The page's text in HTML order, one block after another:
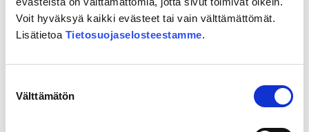
Voit hyväksyä kaikki evästeet tai vain välttämättömät.
Lisätietoa Tietosuojaselosteestamme.
valinta
Välttämätön